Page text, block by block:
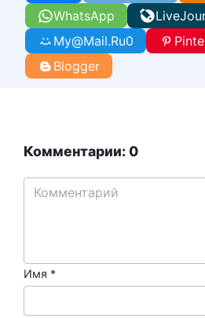
WhatsApp
My@Mail.Ru0
Blogger
Комментарии: 0
Имя *